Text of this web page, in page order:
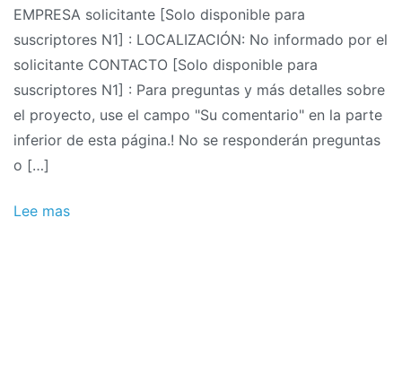
EMPRESA solicitante [Solo disponible para
suscriptores N1] : LOCALIZACIÓN: No informado por el
solicitante CONTACTO [Solo disponible para
suscriptores N1] : Para preguntas y más detalles sobre
el proyecto, use el campo "Su comentario" en la parte
inferior de esta página.! No se responderán preguntas
o […]
Lee mas